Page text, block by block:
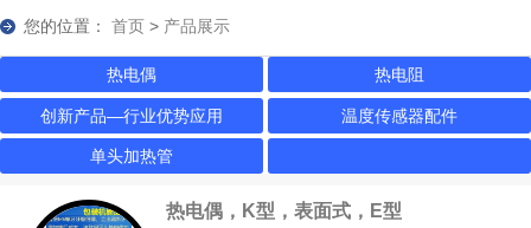
您的位置： 首页 > 产品展示
热电偶 热电阻
创新产品—行业优势应用 温度传感器配件
单头加热管
热电偶，K型，表面式，E型